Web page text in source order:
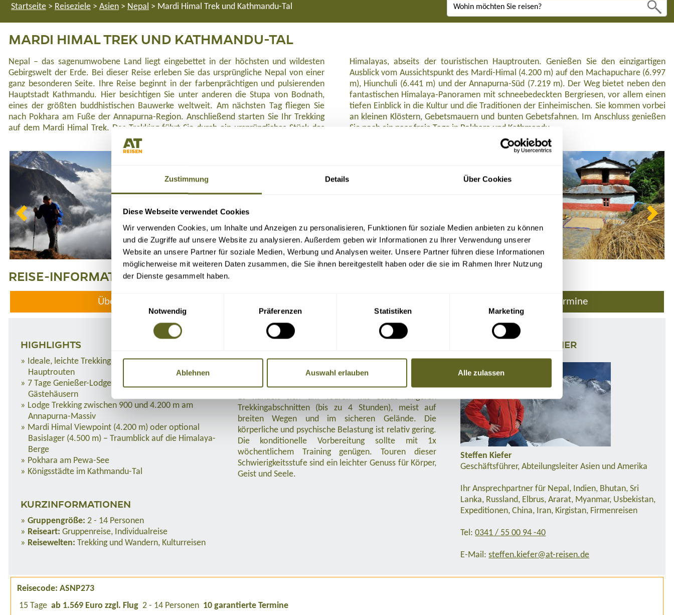
Zustimmung Details Über Cookies
Diese Webseite verwendet Cookies
Wir verwenden Cookies, um Inhalte und Anzeigen zu personalisieren, Funktionen für soziale Medien anbieten zu können
und die Zugriffe auf unsere Website zu analysieren. Außerdem geben wir Informationen zu Ihrer Verwendung unserer
Website an unsere Partner für soziale Medien, Werbung und Analysen weiter. Unsere Partner führen diese Informationen
möglicherweise mit weiteren Daten zusammen, die Sie ihnen bereitgestellt haben oder die sie im Rahmen Ihrer Nutzung
der Dienste gesammelt haben.
Einwilligungsauswahl
Notwendig
Präferenzen Statistiken Marketing
Ablehnen Auswahl erlauben Alle zulassen
Startseite > Reiseziele > Asien > Nepal > Mardi Himal Trek und Kathmandu-Tal
MARDI HIMAL TREK UND KATHMANDU-TAL
Nepal – das sagenumwobene Land liegt eingebettet in der höchsten und wildesten
Gebirgswelt der Erde. Bei dieser Reise erleben Sie das ursprüngliche Nepal von einer
ganz besonderen Seite. Ihre Reise beginnt in der farbenprächtigen und pulsierenden
Hauptstadt Kathmandu. Hier besichtigen Sie unter anderen die Stupa von Bodnath,
eines der größten buddhistischen Bauwerke weltweit. Am nächsten Tag fliegen Sie
nach Pokhara am Fuße der Annapurna-Region. Anschließend starten Sie Ihr Trekking
auf dem Mardi Himal Trek. Das Trekking führt Sie durch ein ursprüngliches Stück des
Himalayas, abseits der touristischen Hauptrouten. Genießen Sie den einzigartigen
Ausblick vom Aussichtspunkt des Mardi-Himal (4.200 m) auf den Machapuchare (6.997
m), Hiunchuli (6.441 m) und der Annapurna-Süd (7.219 m). Der Weg bietet neben den
fantastischen Himalaya-Panoramen mit schneebedeckten Bergriesen, vor allem einen
tiefen Einblick in die Kultur und die Traditionen der Einheimischen. Sie kommen vorbei
an kleinen Klöstern, Gebetsmauern und bunten Gebetsfahnen. Im Anschluss genießen
Sie noch ein paar freie Tage in Pokhara und Kathmandu.
REISE-INFORMATIONEN
Übersicht Preise/Termine
HIGHLIGHTS
Ideale, leichte Trekkingeinsteigertour abseits der
Hauptrouten
7 Tage Genießer-Lodgetrekking in familiengeführten
Gästehäusern
Lodge Trekking zwischen 900 und 4.200 m am
Annapurna-Massiv
Mardi Himal Viewpoint (4.200 m) oder optional
Basislager (4.500 m) – Traumblick auf die Himalaya-
Berge
Pokhara am Pewa-See
Königsstädte im Kathmandu-Tal
KURZINFORMATIONEN
Gruppengröße: 2 - 14 Personen
Reiseart: Gruppenreise, Individualreise
Reisewelten: Trekking und Wandern, Kulturreisen
Stufe 2: leicht
Es handelt sich um Touren mit etwas längeren
Trekkingabschnitten (bis zu 4 Stunden), meist auf
breiten Wegen und im sicheren Gelände. Die
körperliche und psychische Belastung ist relativ gering.
Die konditionelle Vorbereitung sollte mit 1x
wöchentlichem Training genügen. Touren dieser
Schwierigkeitsstufe sind ein leichter Genuss für Körper,
Geist und Seele.
IHR ANSPRECHPARTNER
Steffen Kiefer
Geschäftsführer, Abteilungsleiter Asien und Amerika
Ihr Ansprechpartner für Nepal, Indien, Bhutan, Sri
Lanka, Russland, Elbrus, Ararat, Myanmar, Usbekistan,
Expeditionen, China, Iran, Kirgistan, Firmenreisen
Tel:0341 / 55 00 94 -40
E-Mail:steffen.kiefer@at-reisen.de
Reisecode: ASNP273
15 Tage ab 1.569 Euro zzgl. Flug 2 - 14 Personen 10 garantierte Termine